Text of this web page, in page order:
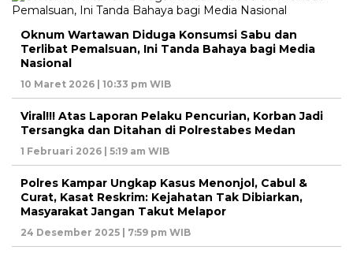
Oknum Wartawan Diduga Konsumsi Sabu dan
Terlibat Pemalsuan, Ini Tanda Bahaya bagi Media
Nasional
10 Maret 2026 | 10:33 pm WIB
Viral!!! Atas Laporan Pelaku Pencurian, Korban Jadi
Tersangka dan Ditahan di Polrestabes Medan
1 Februari 2026 | 5:19 am WIB
Polres Kampar Ungkap Kasus Menonjol, Cabul &
Curat, Kasat Reskrim: Kejahatan Tak Dibiarkan,
Masyarakat Jangan Takut Melapor
24 Desember 2025 | 7:59 pm WIB